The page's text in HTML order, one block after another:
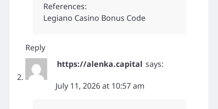
References:
Legiano Casino Bonus Code
Reply
https://alenka.capital says:
July 11, 2026 at 10:57 am